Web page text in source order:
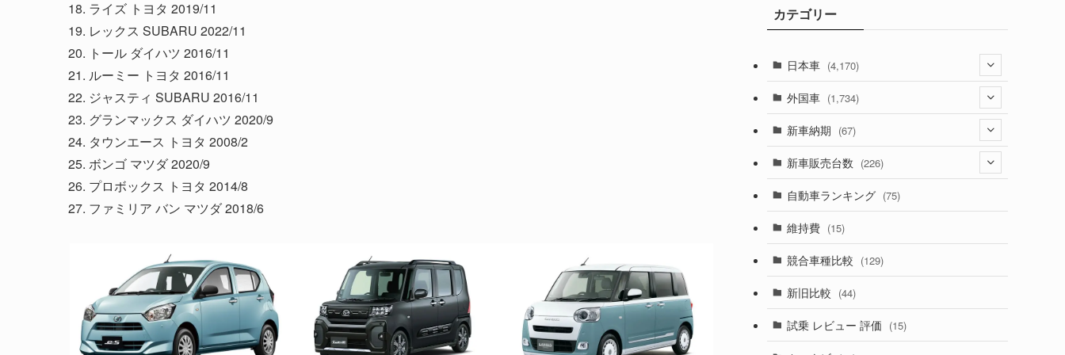
ライズ トヨタ 2019/11
レックス SUBARU 2022/11
トール ダイハツ 2016/11
ルーミー トヨタ 2016/11
ジャスティ SUBARU 2016/11
グランマックス ダイハツ 2020/9
タウンエース トヨタ 2008/2
ボンゴ マツダ 2020/9
プロボックス トヨタ 2014/8
ファミリア バン マツダ 2018/6
ブカテゴリー
日本車 (4,170)
(1,320)
(329)
(525)
(356)
(328)
(194)
(230)
(253)
外国車 (1,734)
(188)
(242)
(85)
(84)
(14)
(222)
新車納期 (67)
(28)
(8)
(3)
(3)
(5)
新車販売台数 (226)
(21)
(5)
(7)
自動車ランキング (75)
維持費 (15)
競合車種比較 (129)
新旧比較 (44)
試乗 レビュー 評価 (15)